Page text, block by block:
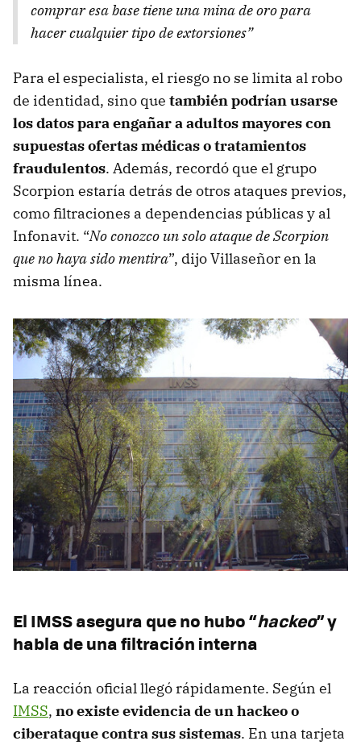
comprar esa base tiene una mina de oro para
hacer cualquier tipo de extorsiones”
Para el especialista, el riesgo no se limita al robo
de identidad, sino que también podrían usarse
los datos para engañar a adultos mayores con
supuestas ofertas médicas o tratamientos
fraudulentos. Además, recordó que el grupo
Scorpion estaría detrás de otros ataques previos,
como filtraciones a dependencias públicas y al
Infonavit. “No conozco un solo ataque de Scorpion
que no haya sido mentira”, dijo Villaseñor en la
misma línea.
El IMSS asegura que no hubo “hackeo” y
habla de una filtración interna
La reacción oficial llegó rápidamente. Según el
IMSS, no existe evidencia de un hackeo o
ciberataque contra sus sistemas. En una tarjeta